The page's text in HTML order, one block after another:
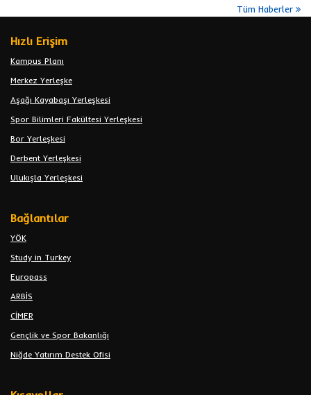
Tüm Haberler
Hızlı Erişim
Kampus Planı
Merkez Yerleşke
Aşağı Kayabaşı Yerleşkesi
Spor Bilimleri Fakültesi Yerleşkesi
Bor Yerleşkesi
Derbent Yerleşkesi
Ulukışla Yerleşkesi
Bağlantılar
YÖK
Study in Turkey
Europass
ARBİS
CİMER
Gençlik ve Spor Bakanlığı
Niğde Yatırım Destek Ofisi